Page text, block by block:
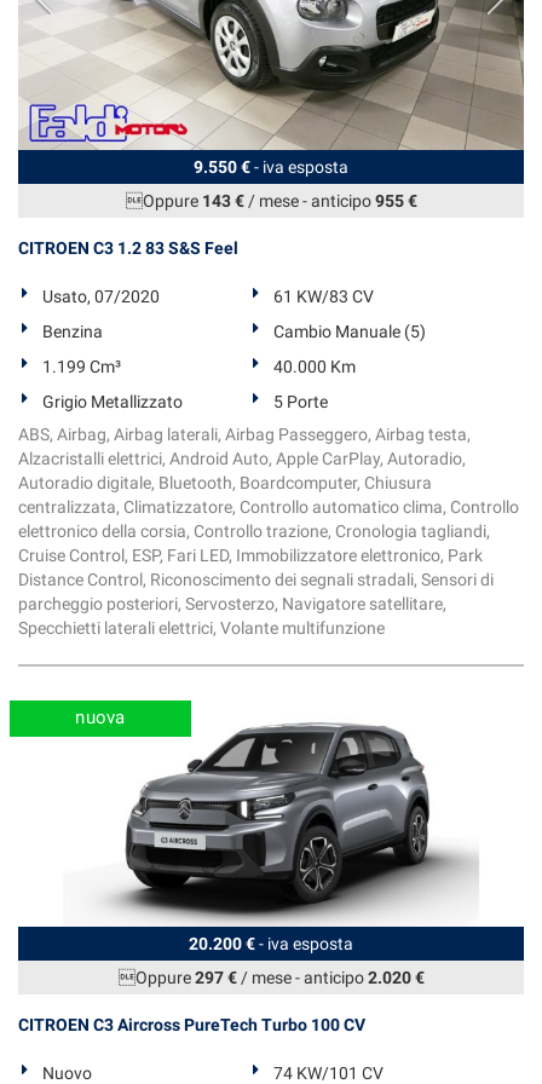
9.550 €- iva esposta
Oppure 143 €/ mese-anticipo955 €
CITROEN C3 1.2 83 S&S Feel
Usato, 07/2020
61 KW/83 CV
Benzina
Cambio Manuale (5)
1.199 Cm³
40.000 Km
Grigio Metallizzato
5 Porte
ABS, Airbag, Airbag laterali, Airbag Passeggero, Airbag testa,
Alzacristalli elettrici, Android Auto, Apple CarPlay, Autoradio,
Autoradio digitale, Bluetooth, Boardcomputer, Chiusura
centralizzata, Climatizzatore, Controllo automatico clima, Controllo
elettronico della corsia, Controllo trazione, Cronologia tagliandi,
Cruise Control, ESP, Fari LED, Immobilizzatore elettronico, Park
Distance Control, Riconoscimento dei segnali stradali, Sensori di
parcheggio posteriori, Servosterzo, Navigatore satellitare,
Specchietti laterali elettrici, Volante multifunzione
20.200 €- iva esposta
Oppure297 €/ mese-anticipo2.020 €
nuova
CITROEN C3 Aircross PureTech Turbo 100 CV
Nuovo 74 KW/101 CV
Cookie necessari
Cookie delle preferenze
Cookie per il miglioramento dell'esperienza utente
Cookie analitici
Leggi
la
cookie
policy
Salva
le
impostazioni